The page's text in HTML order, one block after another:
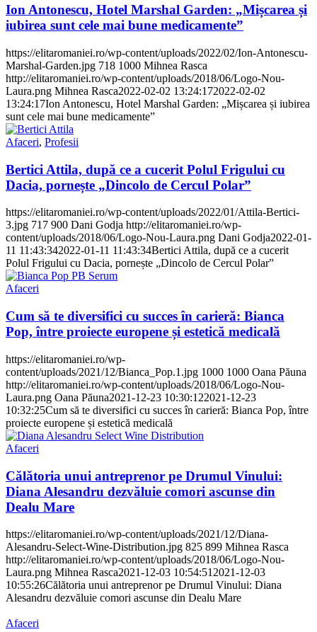
Ion Antonescu, Hotel Marshal Garden: „Mișcarea și
iubirea sunt cele mai bune medicamente”
https://elitaromaniei.ro/wp-content/uploads/2022/02/Ion-Antonescu-
Marshal-Garden.jpg 718 1000 Mihnea Rasca
http://elitaromaniei.ro/wp-content/uploads/2018/06/Logo-Nou-
Laura.png Mihnea Rasca2022-02-02 13:24:172022-02-02
13:24:17Ion Antonescu, Hotel Marshal Garden: „Mișcarea și iubirea
sunt cele mai bune medicamente”
Afaceri, Profesii
Bertici Attila, după ce a cucerit Polul Frigului cu
Dacia, pornește „Dincolo de Cercul Polar”
https://elitaromaniei.ro/wp-content/uploads/2022/01/Attila-Bertici-
3.jpg 717 900 Dani Godja http://elitaromaniei.ro/wp-
content/uploads/2018/06/Logo-Nou-Laura.png Dani Godja2022-01-
11 11:43:342022-01-11 11:43:34Bertici Attila, după ce a cucerit
Polul Frigului cu Dacia, pornește „Dincolo de Cercul Polar”
Afaceri
Cum să te diversifici cu succes în carieră: Bianca
Pop, între proiecte europene și estetică medicală
https://elitaromaniei.ro/wp-
content/uploads/2021/12/Bianca_Pop.1.jpg 1000 1000 Oana Păuna
http://elitaromaniei.ro/wp-content/uploads/2018/06/Logo-Nou-
Laura.png Oana Păuna2021-12-23 10:30:122021-12-23
10:32:25Cum să te diversifici cu succes în carieră: Bianca Pop, între
proiecte europene și estetică medicală
Afaceri
Călătoria unui antreprenor pe Drumul Vinului:
Diana Alesandru dezvăluie comori ascunse din
Dealu Mare
https://elitaromaniei.ro/wp-content/uploads/2021/12/Diana-
Alesandru-Select-Wine-Distribution.jpg 825 899 Mihnea Rasca
http://elitaromaniei.ro/wp-content/uploads/2018/06/Logo-Nou-
Laura.png Mihnea Rasca2021-12-03 10:54:51 2021-12-03
10:55:26Călătoria unui antreprenor pe Drumul Vinului: Diana
Alesandru dezvăluie comori ascunse din Dealu Mare
Afaceri